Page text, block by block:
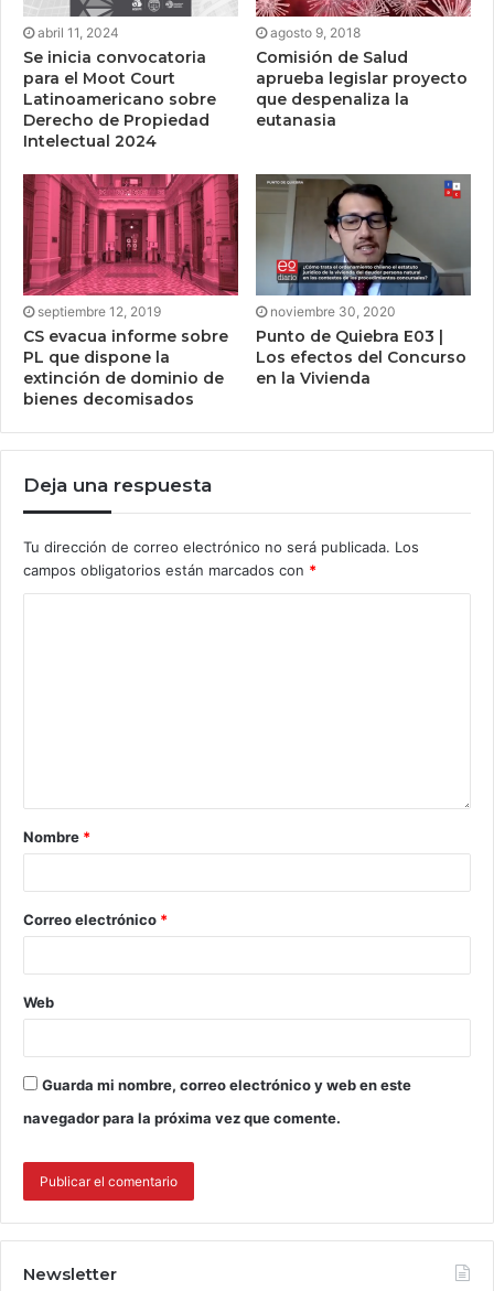
abril 11, 2024
Se inicia convocatoria
para el Moot Court
Latinoamericano sobre
Derecho de Propiedad
Intelectual 2024
agosto 9, 2018
Comisión de Salud
aprueba legislar proyecto
que despenaliza la
eutanasia
septiembre 12, 2019
CS evacua informe sobre
PL que dispone la
extinción de dominio de
bienes decomisados
noviembre 30, 2020
Punto de Quiebra E03 |
Los efectos del Concurso
en la Vivienda
Deja una respuesta
Tu dirección de correo electrónico no será publicada. Los
campos obligatorios están marcados con *
Nombre *
Correo electrónico *
Web
Guarda mi nombre, correo electrónico y web en este
navegador para la próxima vez que comente.
Newsletter